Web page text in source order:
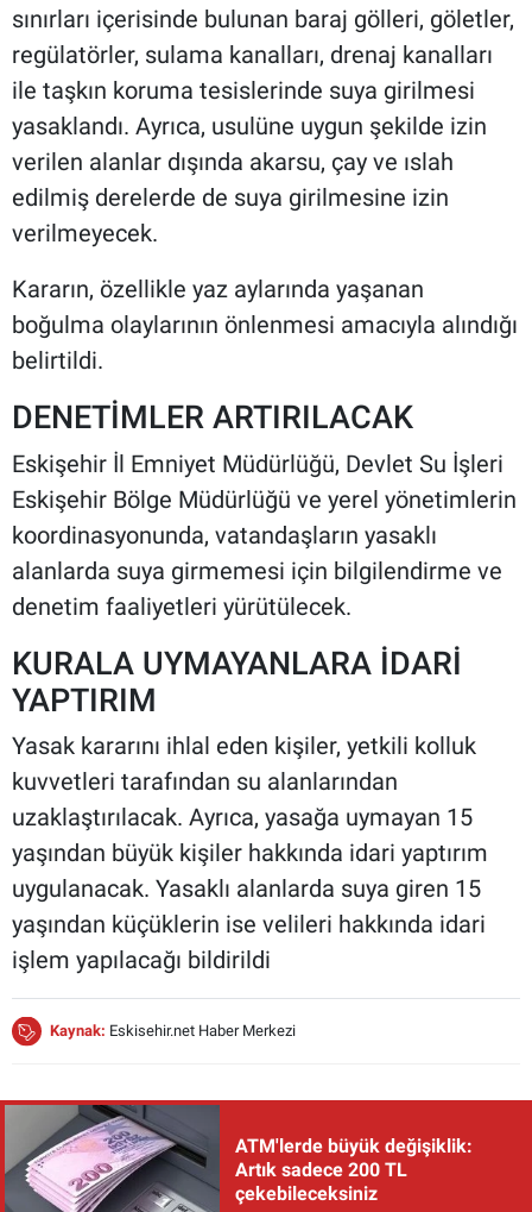
sınırları içerisinde bulunan baraj gölleri, göletler,
regülatörler, sulama kanalları, drenaj kanalları
ile taşkın koruma tesislerinde suya girilmesi
yasaklandı. Ayrıca, usulüne uygun şekilde izin
verilen alanlar dışında akarsu, çay ve ıslah
edilmiş derelerde de suya girilmesine izin
verilmeyecek.
Kararın, özellikle yaz aylarında yaşanan
boğulma olaylarının önlenmesi amacıyla alındığı
belirtildi.
DENETİMLER ARTIRILACAK
Eskişehir İl Emniyet Müdürlüğü, Devlet Su İşleri
Eskişehir Bölge Müdürlüğü ve yerel yönetimlerin
koordinasyonunda, vatandaşların yasaklı
alanlarda suya girmemesi için bilgilendirme ve
denetim faaliyetleri yürütülecek.
KURALA UYMAYANLARA İDARİ
YAPTIRIM
Yasak kararını ihlal eden kişiler, yetkili kolluk
kuvvetleri tarafından su alanlarından
uzaklaştırılacak. Ayrıca, yasağa uymayan 15
yaşından büyük kişiler hakkında idari yaptırım
uygulanacak. Yasaklı alanlarda suya giren 15
yaşından küçüklerin ise velileri hakkında idari
işlem yapılacağı bildirildi
Kaynak: Eskisehir.net Haber Merkezi
ATM'lerde büyük değişiklik:
Artık sadece 200 TL
çekebileceksiniz